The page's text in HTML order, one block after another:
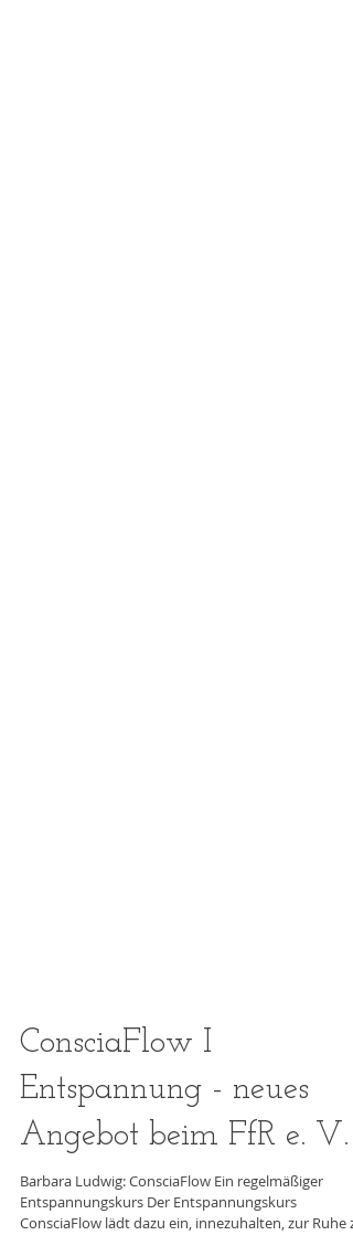
ConsciaFlow I
Entspannung - neues
Angebot beim FfR e. V.